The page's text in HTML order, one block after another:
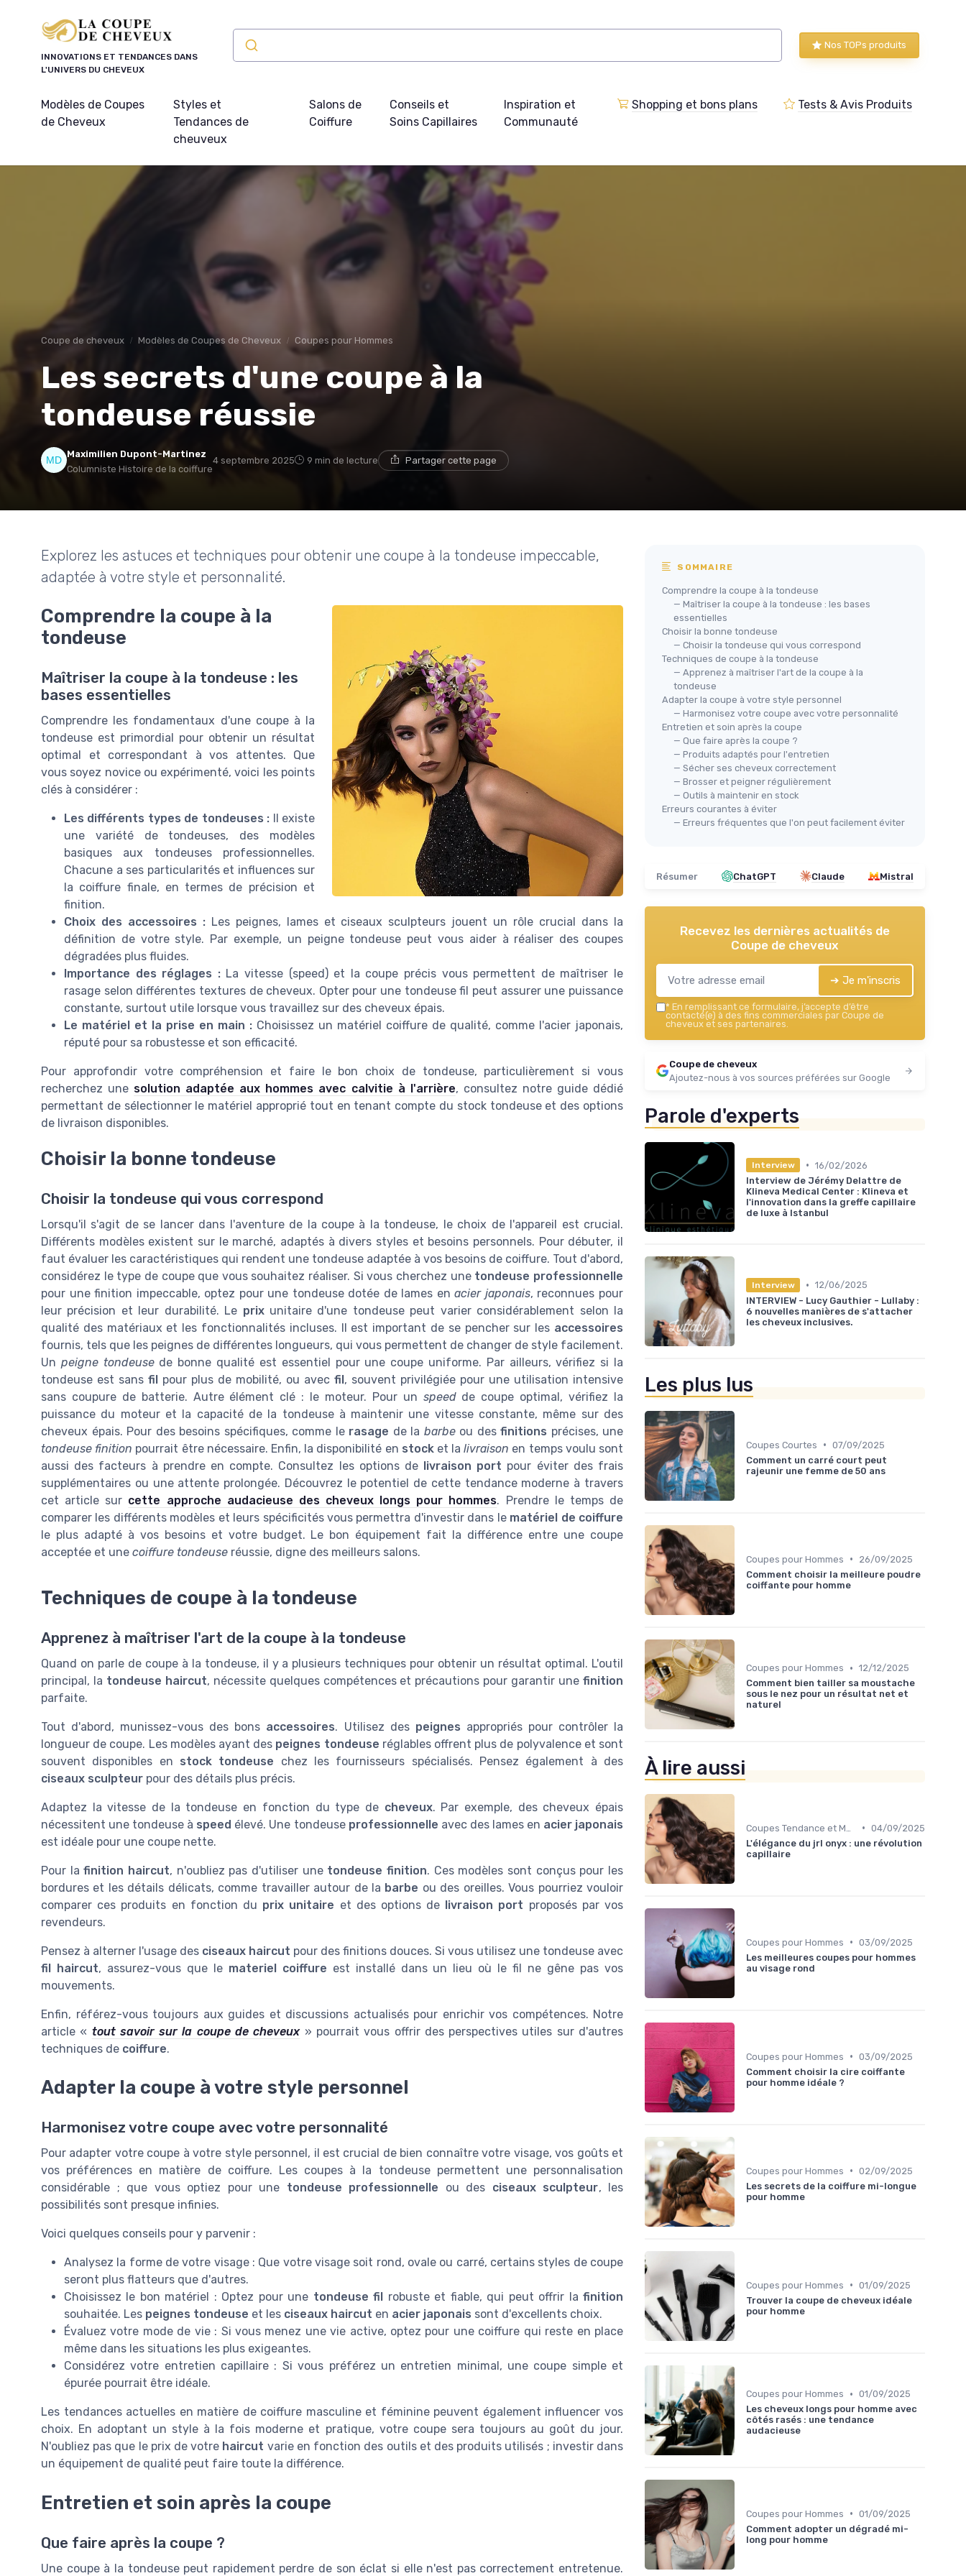
INNOVATIONS ET TENDANCES DANS
L'UNIVERS DU CHEVEUX
Nos TOPs produits
Modèles de Coupes
de Cheveux
Styles et
Tendances de
cheuveux
Salons de
Coiffure
Conseils et
Soins Capillaires
Inspiration et
Communauté
Shopping et bons plans Tests & Avis Produits
Coupe de cheveux Modèles de Coupes de Cheveux Coupes pour Hommes
Les secrets d'une coupe à la
tondeuse réussie
Maximilien Dupont-Martinez
Columniste Histoire de la coiffure
4 septembre 2025 9 min de lecture Partager cette page
Explorez les astuces et techniques pour obtenir une coupe à la tondeuse impeccable,
adaptée à votre style et personnalité.
Comprendre la coupe à la
tondeuse
Maîtriser la coupe à la tondeuse : les
bases essentielles
Comprendre les fondamentaux d'une coupe à la
tondeuse est primordial pour obtenir un résultat
optimal et correspondant à vos attentes. Que
vous soyez novice ou expérimenté, voici les points
clés à considérer :
Les différents types de tondeuses : Il existe
une variété de tondeuses, des modèles
basiques aux tondeuses professionnelles.
Chacune a ses particularités et influences sur
la coiffure finale, en termes de précision et
finition.
Choix des accessoires :Les peignes, lames et ciseaux sculpteurs jouent un rôle crucial dans la
définition de votre style. Par exemple, un peigne tondeuse peut vous aider à réaliser des coupes
dégradées plus fluides.
Importance des réglages :La vitesse (speed) et la coupe précis vous permettent de maîtriser le
rasage selon différentes textures de cheveux. Opter pour une tondeuse fil peut assurer une puissance
constante, surtout utile lorsque vous travaillez sur des cheveux épais.
Le matériel et la prise en main : Choisissez un matériel coiffure de qualité, comme l'acier japonais,
réputé pour sa robustesse et son efficacité.
Pour approfondir votre compréhension et faire le bon choix de tondeuse, particulièrement si vous
recherchez une solution adaptée aux hommes avec calvitie à l'arrière, consultez notre guide dédié
permettant de sélectionner le matériel approprié tout en tenant compte du stock tondeuse et des options
de livraison disponibles.
Choisir la bonne tondeuse
Choisir la tondeuse qui vous correspond
Lorsqu'il s'agit de se lancer dans l'aventure de la coupe à la tondeuse, le choix de l'appareil est crucial.
Différents modèles existent sur le marché, adaptés à divers styles et besoins personnels. Pour débuter, il
faut évaluer les caractéristiques qui rendent une tondeuse adaptée à vos besoins de coiffure. Tout d'abord,
considérez le type de coupe que vous souhaitez réaliser. Si vous cherchez une tondeuse professionnelle
pour une finition impeccable, optez pour une tondeuse dotée de lames enacier japonais, reconnues pour
leur précision et leur durabilité. Le prixunitaire d'une tondeuse peut varier considérablement selon la
qualité des matériaux et les fonctionnalités incluses. Il est important de se pencher sur les accessoires
fournis, tels que les peignes de différentes longueurs, qui vous permettent de changer de style facilement.
Un peigne tondeusede bonne qualité est essentiel pour une coupe uniforme. Par ailleurs, vérifiez si la
tondeuse est sans fil pour plus de mobilité, ou avec fil , souvent privilégiée pour une utilisation intensive
sans coupure de batterie. Autre élément clé : le moteur. Pour un speedde coupe optimal, vérifiez la
puissance du moteur et la capacité de la tondeuse à maintenir une vitesse constante, même sur des
cheveux épais. Pour des besoins spécifiques, comme le rasage de la barbeou des finitions précises, une
tondeuse finition pourrait être nécessaire. Enfin, la disponibilité en stocket lalivraison en temps voulu sont
aussi des facteurs à prendre en compte. Consultez les options de
livraison port pour éviter des frais
supplémentaires ou une attente prolongée. Découvrez le potentiel de cette tendance moderne à travers
cet article sur cette approche audacieuse des cheveux longs pour hommes. Prendre le temps de
comparer les différents modèles et leurs spécificités vous permettra d'investir dans le matériel de coiffure
le plus adapté à vos besoins et votre budget. Le bon équipement fait la différence entre une coupe
acceptée et une coiffure tondeuse réussie, digne des meilleurs salons.
Techniques de coupe à la tondeuse
Apprenez à maîtriser l'art de la coupe à la tondeuse
Quand on parle de coupe à la tondeuse, il y a plusieurs techniques pour obtenir un résultat optimal. L'outil
principal, la tondeuse haircut, nécessite quelques compétences et précautions pour garantir unefinition
parfaite.
Tout d'abord, munissez-vous des bons accessoires. Utilisez des peignes appropriés pour contrôler la
longueur de coupe. Les modèles ayant des peignes tondeuse réglables offrent plus de polyvalence et sont
souvent disponibles en stock tondeuse chez les fournisseurs spécialisés. Pensez également à des
ciseaux sculpteur pour des détails plus précis.
Adaptez la vitesse de la tondeuse en fonction du type de cheveux. Par exemple, des cheveux épais
nécessitent une tondeuse à speed élevé. Une tondeuse professionnelle avec des lames en acier japonais
est idéale pour une coupe nette.
Pour lafinition haircut, n'oubliez pas d'utiliser une tondeuse finition. Ces modèles sont conçus pour les
bordures et les détails délicats, comme travailler autour de la barbe ou des oreilles. Vous pourriez vouloir
comparer ces produits en fonction du prix unitaire et des options de livraison port proposés par vos
revendeurs.
Pensez à alterner l'usage des ciseaux haircut pour des finitions douces. Si vous utilisez une tondeuse avec
fil haircut, assurez-vous que le materiel coiffure est installé dans un lieu où le fil ne gêne pas vos
mouvements.
Enfin, référez-vous toujours aux guides et discussions actualisés pour enrichir vos compétences. Notre
article « tout savoir sur la coupe de cheveux» pourrait vous offrir des perspectives utiles sur d'autres
techniques de coiffure.
Adapter la coupe à votre style personnel
Harmonisez votre coupe avec votre personnalité
Pour adapter votre coupe à votre style personnel, il est crucial de bien connaître votre visage, vos goûts et
vos préférences en matière de coiffure. Les coupes à la tondeuse permettent une personnalisation
considérable ; que vous optiez pour une tondeuse professionnelle ou des ciseaux sculpteur, les
possibilités sont presque infinies.
Voici quelques conseils pour y parvenir :
Analysez la forme de votre visage : Que votre visage soit rond, ovale ou carré, certains styles de coupe
seront plus flatteurs que d'autres.
Choisissez le bon matériel : Optez pour une tondeuse fil robuste et fiable, qui peut offrir lafinition
souhaitée. Les peignes tondeuse et les ciseaux haircut en acier japonais sont d'excellents choix.
Évaluez votre mode de vie : Si vous menez une vie active, optez pour une coiffure qui reste en place
même dans les situations les plus exigeantes.
Considérez votre entretien capillaire : Si vous préférez un entretien minimal, une coupe simple et
épurée pourrait être idéale.
Les tendances actuelles en matière de coiffure masculine et féminine peuvent également influencer vos
choix. En adoptant un style à la fois moderne et pratique, votre coupe sera toujours au goût du jour.
N'oubliez pas que le prix de votre haircut varie en fonction des outils et des produits utilisés ; investir dans
un équipement de qualité peut faire toute la différence.
Entretien et soin après la coupe
Que faire après la coupe ?
Une coupe à la tondeuse peut rapidement perdre de son éclat si elle n'est pas correctement entretenue.
SOMMAIRE
Comprendre la coupe à la tondeuse
— Maîtriser la coupe à la tondeuse : les bases
essentielles
Choisir la bonne tondeuse
— Choisir la tondeuse qui vous correspond
Techniques de coupe à la tondeuse
— Apprenez à maîtriser l'art de la coupe à la
tondeuse
Adapter la coupe à votre style personnel
— Harmonisez votre coupe avec votre personnalité
Entretien et soin après la coupe
— Que faire après la coupe ?
— Produits adaptés pour l'entretien
— Sécher ses cheveux correctement
— Brosser et peigner régulièrement
— Outils à maintenir en stock
Erreurs courantes à éviter
— Erreurs fréquentes que l'on peut facilement éviter
Résumer ChatGPT Claude Mistral
Recevez les dernières actualités de
Coupe de cheveux
➔ Je m'inscris
* En remplissant ce formulaire, j’accepte d’être
contacté(e) à des fins commerciales par Coupe de
cheveux et ses partenaires.
Coupe de cheveux
Ajoutez-nous à vos sources préférées sur Google
Parole d'experts
Interview • 16/02/2026
Interview de Jérémy Delattre de
Klineva Medical Center : Klineva et
l'innovation dans la greffe capillaire
de luxe à Istanbul
Interview • 12/06/2025
INTERVIEW - Lucy Gauthier - Lullaby :
6 nouvelles manières de s'attacher
les cheveux inclusives.
Les plus lus
Coupes Courtes • 07/09/2025
Comment un carré court peut
rajeunir une femme de 50 ans
Coupes pour Hommes •
26/09/2025
Comment choisir la meilleure poudre
coiffante pour homme
Coupes pour Hommes • 12/12/2025
Comment bien tailler sa moustache
sous le nez pour un résultat net et
naturel
À lire aussi
• 04/09/2025
L'élégance du jrl onyx : une révolution
capillaire
Coupes pour Hommes • 03/09/2025
Les meilleures coupes pour hommes
au visage rond
Coupes pour Hommes • 03/09/2025
Comment choisir la cire coiffante
pour homme idéale ?
Coupes pour Hommes • 02/09/2025
Les secrets de la coiffure mi-longue
pour homme
Coupes pour Hommes • 01/09/2025
Trouver la coupe de cheveux idéale
pour homme
Coupes pour Hommes • 01/09/2025
Les cheveux longs pour homme avec
côtés rasés : une tendance
audacieuse
Coupes pour Hommes • 01/09/2025
Comment adopter un dégradé mi-
long pour homme